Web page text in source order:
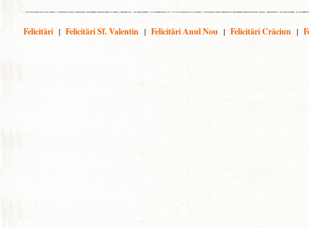
Felicitări | Felicitări Sf. Valentin | Felicitări Anul Nou | Felicitări Crăciun |